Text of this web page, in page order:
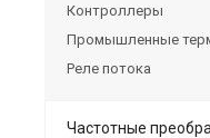
Контроллеры
Промышленные
Реле потока
Частотные